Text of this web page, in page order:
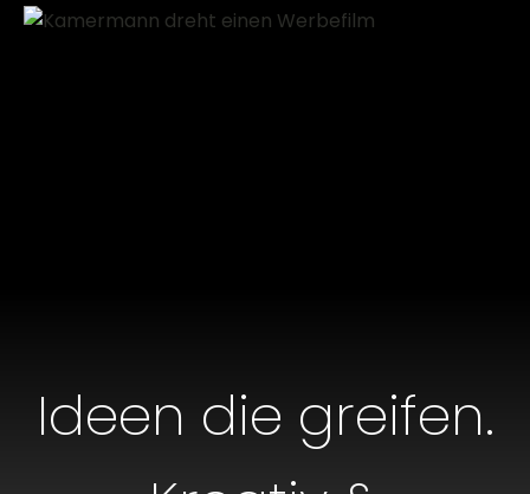
Ideen die greifen.